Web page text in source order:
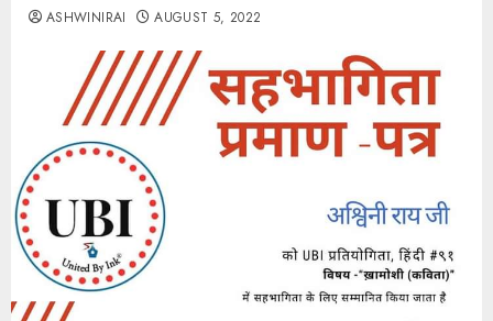
ASHWINIRAI AUGUST 5, 2022